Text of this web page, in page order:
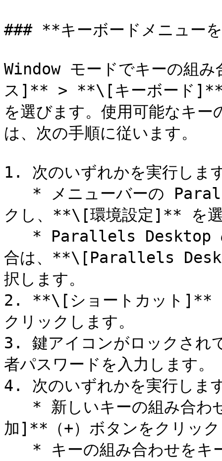
### **キーボードメニュー
Window モードでキーの組
ス]** > **\[キーボード]**
を選びます。使用可能なキ
は、次の手順に従います。
1. 次のいずれかを実行しま
クし、**\[環境設定]** を選
合は、**\[Parallels
択します。
2. **\[ショートカット]**
クリックします。
3. 鍵アイコンがロックされ
者パスワードを入力します。
4. 次のいずれかを実行しま
加]**（+）ボタンをクリッ